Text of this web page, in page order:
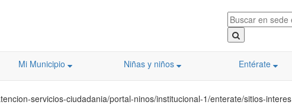
Mi Municipio Niñas y niños Entérate
servicios-ciudadania/portal-ninos/institucional-1/enterate/sitios-interes